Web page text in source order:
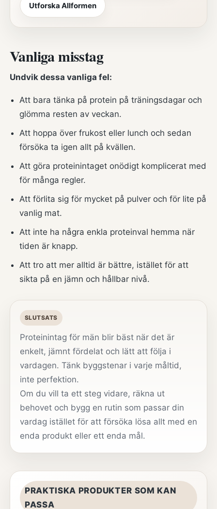
Utforska Allformen
Vanliga misstag
Undvik dessa vanliga fel:
Att bara tänka på protein på träningsdagar och
glömma resten av veckan.
Att hoppa över frukost eller lunch och sedan
försöka ta igen allt på kvällen.
Att göra proteinintaget onödigt komplicerat med
för många regler.
Att förlita sig för mycket på pulver och för lite på
vanlig mat.
Att inte ha några enkla proteinval hemma när
tiden är knapp.
Att tro att mer alltid är bättre, istället för att
sikta på en jämn och hållbar nivå.
SLUTSATS
Proteinintag för män blir bäst när det är
enkelt, jämnt fördelat och lätt att följa i
vardagen. Tänk byggstenar i varje måltid,
inte perfektion.
Om du vill ta ett steg vidare, räkna ut
behovet och bygg en rutin som passar din
vardag istället för att försöka lösa allt med en
enda produkt eller ett enda mål.
PRAKTISKA PRODUKTER SOM KAN
PASSA